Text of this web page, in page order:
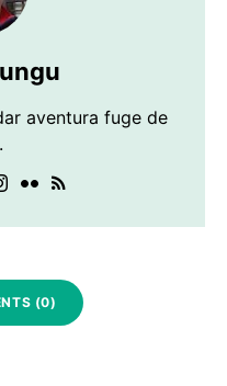
aventura fuge de
(0)